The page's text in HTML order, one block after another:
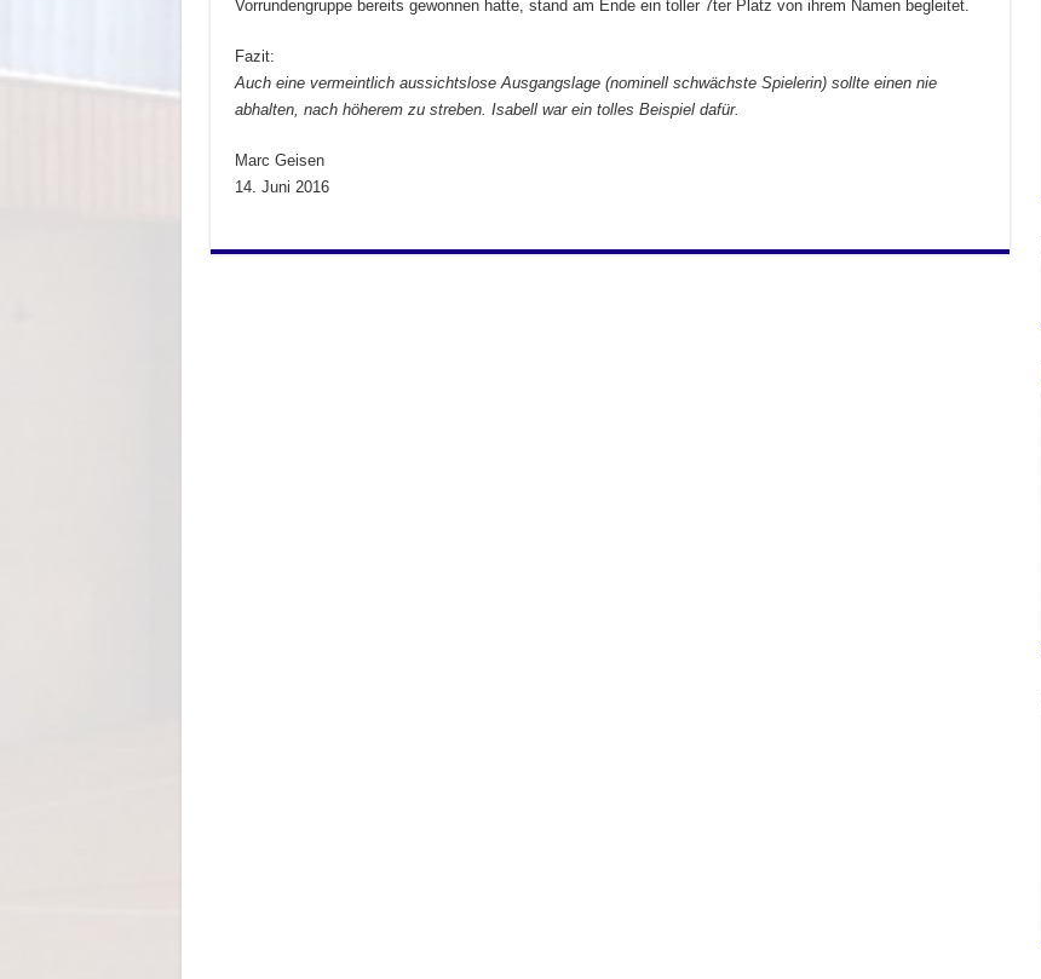
Vorrundengruppe bereits gewonnen hatte, stand am Ende ein toller 7ter Platz von ihrem Namen begleitet.
Fazit:
Auch eine vermeintlich aussichtslose Ausgangslage (nominell schwächste Spielerin) sollte einen nie
abhalten, nach höherem zu streben. Isabell war ein tolles Beispiel dafür.
Marc Geisen
14. Juni 2016